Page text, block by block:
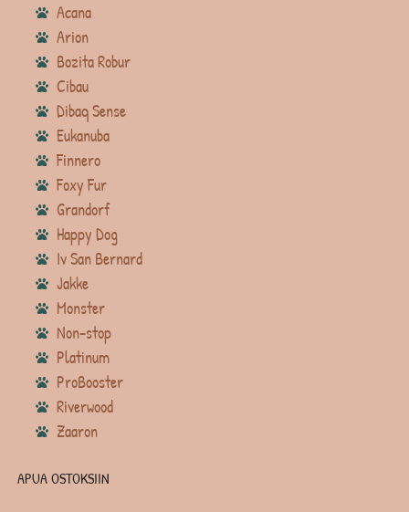
Acana
Arion
Bozita Robur
Cibau
Dibaq Sense
Eukanuba
Finnero
Foxy Fur
Grandorf
Happy Dog
Iv San Bernard
Jakke
Monster
Non-stop
Platinum
ProBooster
Riverwood
Zaaron
APUA OSTOKSIIN